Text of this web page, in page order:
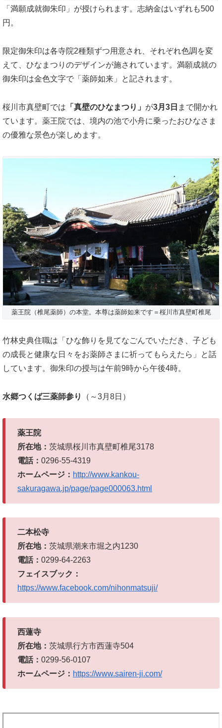
「満願成就御朱印」が授けられます。志納金はいずれも500
円。
限定御朱印は各寺院2種類ずつ用意され、それぞれ色調を変
えて、ひなまつりのデザインが施されています。満願成就の
御朱印は金色文字で「薬師如来」と記されます。
桜川市真壁町では 「真壁のひなまつり」 が3月3日 まで開かれ
ています。薬王院では、境内の池で小舟に乗ったおひなさま
の優雅な景色が楽しめます。
薬王院（椎尾薬師）の本堂。本尊は薬師如来です＝桜川市真壁町椎尾
竹林史典住職は「ひな飾りを見てなごんでいただき、子ども
の成長と健康な日々をお薬師さまに祈ってもらえたら」と話
しています。御朱印の授与は午前9時から午後4時。
水郷つくば三薬師参り （～3月8日）
薬王院
所在地： 茨城県桜川市真壁町椎尾3178
電話： 0296-55-4319
ホームページ： http://www.kankou-
sakuragawa.jp/page/page000063.html
二本松寺
所在地： 茨城県潮来市堀之内1230
電話： 0299-64-2263
フェイスブック：
https://www.facebook.com/nihonmatsuji/
西蓮寺
所在地： 茨城県行方市西蓮寺504
電話： 0299-56-0107
ホームページ： https://www.sairen-ji.com/